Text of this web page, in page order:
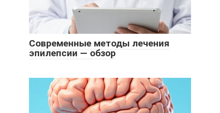
Современные методы лечения
эпилепсии — обзор